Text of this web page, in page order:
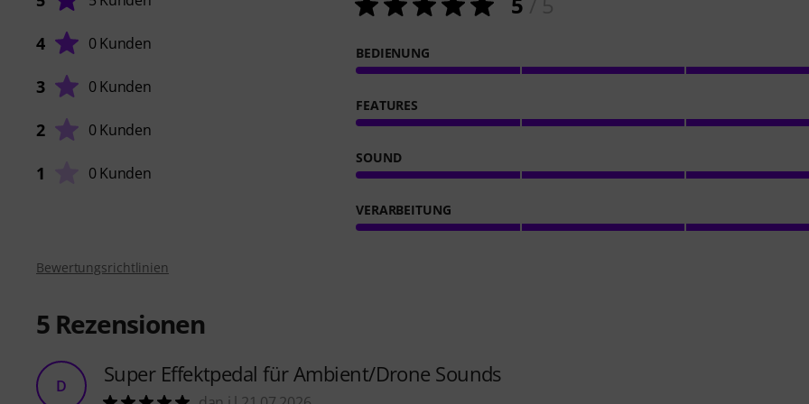
4 0 Kunden
3 0 Kunden
2 0 Kunden
1 0 Kunden
BEDIENUNG
FEATURES
SOUND
VERARBEITUNG
Bewertungsrichtlinien
5 Rezensionen
D Super Effektpedal für Ambient/Drone Sounds